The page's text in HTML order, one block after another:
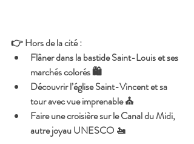
👉 Hors de la cité :
Flâner dans la bastide Saint-Louis et ses
marchés colorés 🛍️
Découvrir l’église Saint-Vincent et sa
tour avec vue imprenable ⛪
Faire une croisière sur le Canal du Midi,
autre joyau UNESCO 🚤